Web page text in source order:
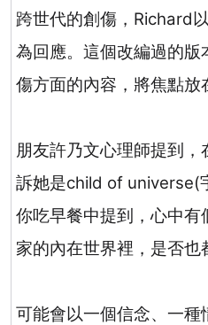
跨世代的創傷， Richard
為回應。這個改編過的版
傷方面的內容，將焦點放
朋友許乃文心理師提到
訴她是child of universe(
你吃早餐中提到，心中有
家的內在世界裡，是否也
可能會以一個信念、一種